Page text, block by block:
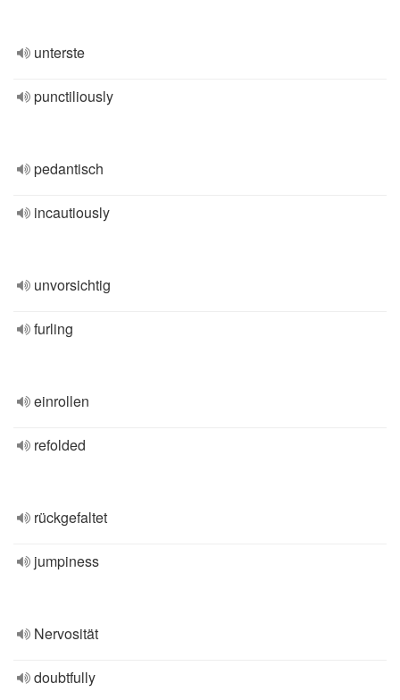
unterste
punctiliously
pedantisch
incautiously
unvorsichtig
furling
einrollen
refolded
rückgefaltet
jumpiness
Nervosität
doubtfully